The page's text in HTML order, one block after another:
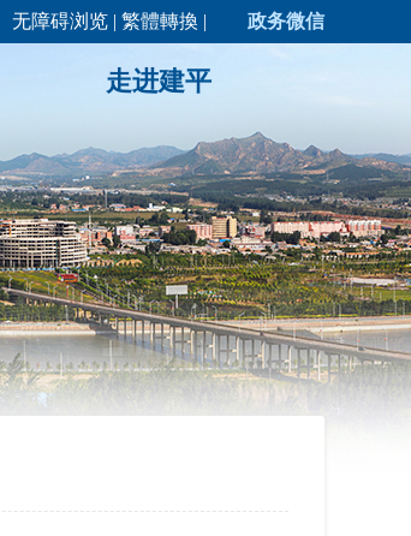
无障碍浏览 | 繁體轉換 | 政务微信
走进建平